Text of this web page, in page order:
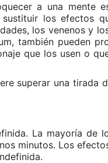
a una mente
sustituir los efectos
los venenos y
también pueden
que los usen o
superar una tirada
La mayoría de
minutos. Los